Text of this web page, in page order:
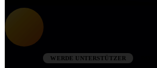
WERDE UNTERSTÜTZER